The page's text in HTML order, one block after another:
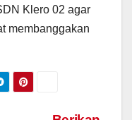
Klero 02 agar
membanggakan